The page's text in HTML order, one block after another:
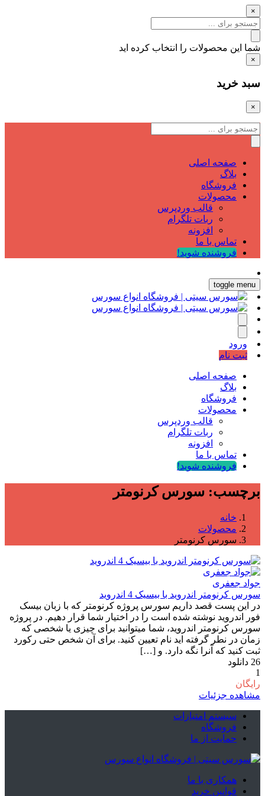
×
شما این محصولات را انتخاب کرده اید
×
سبد خرید
×
صفحه اصلی
بلاگ
فروشگاه
محصولات
قالب وردپرس
ربات تلگرام
افزونه
تماس با ما
فروشنده شوید!
toggle menu
ورود
ثبت نام
صفحه اصلی
بلاگ
فروشگاه
محصولات
قالب وردپرس
ربات تلگرام
افزونه
تماس با ما
فروشنده شوید!
برچسب: سورس کرنومتر
خانه
محصولات
سورس کرنومتر
جواد جعفری
سورس کرنومتر اندروید با بیسیک 4 اندروید
در این پست قصد داریم سورس پروژه کرنومتر که با زبان بیسک
فور اندروید نوشته شده است را در اختیار شما قرار دهیم. در پروژه
سورس کرنومتر اندروید، شما میتوانید برای چیزی یا شخصی که
زمان در نطر گرفته اید نام تعیین کنید. برای آن شخص حتی رکورد
ثبت کنید که آنرا نگه دارد. و […]
26 دانلود
1
رایگان
مشاهده جزئیات
سیستم امتیازات
فروشگاه
حمایت از ما
همکاری با ما
قوانین خرید